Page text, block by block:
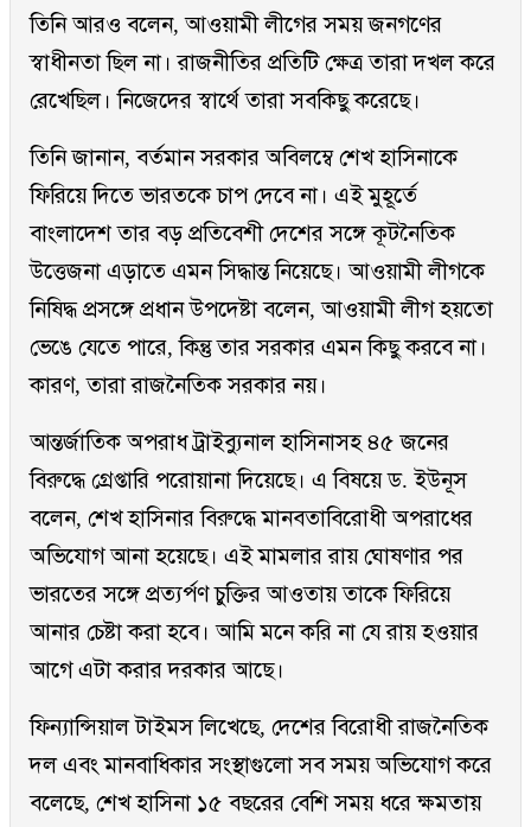
তিনি আরও বলেন, আওয়ামী লীগের সময় জনগণের
স্বাধীনতা ছিল না। রাজনীতির প্রতিটি ক্ষেত্র তারা দখল করে
রেখেছিল। নিজেদের স্বার্থে তারা সবকিছু করেছে।
তিনি জানান, বর্তমান সরকার অবিলম্বে শেখ হাসিনাকে
ফিরিয়ে দিতে ভারতকে চাপ দেবে না। এই মুহূর্তে
বাংলাদেশ তার বড় প্রতিবেশী দেশের সঙ্গে কূটনৈতিক
উত্তেজনা এড়াতে এমন সিদ্ধান্ত নিয়েছে। আওয়ামী লীগকে
নিষিদ্ধ প্রসঙ্গে প্রধান উপদেষ্টা বলেন, আওয়ামী লীগ হয়তো
ভেঙে যেতে পারে, কিন্তু তার সরকার এমন কিছু করবে না।
কারণ, তারা রাজনৈতিক সরকার নয়।
আন্তর্জাতিক অপরাধ ট্রাইব্যুনাল হাসিনাসহ ৪৫ জনের
বিরুদ্ধে গ্রেপ্তারি পরোয়ানা দিয়েছে। এ বিষয়ে ড. ইউনূস
বলেন, শেখ হাসিনার বিরুদ্ধে মানবতাবিরোধী অপরাধের
অভিযোগ আনা হয়েছে। এই মামলার রায় ঘোষণার পর
ভারতের সঙ্গে প্রত্যর্পণ চুক্তির আওতায় তাকে ফিরিয়ে
আনার চেষ্টা করা হবে। আমি মনে করি না যে রায় হওয়ার
আগে এটা করার দরকার আছে।
ফিন্যান্সিয়াল টাইমস লিখেছে, দেশের বিরোধী রাজনৈতিক
দল এবং মানবাধিকার সংস্থাগুলো সব সময় অভিযোগ করে
বলেছে, শেখ হাসিনা ১৫ বছরের বেশি সময় ধরে ক্ষমতায়